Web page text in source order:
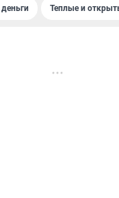
Теплые и